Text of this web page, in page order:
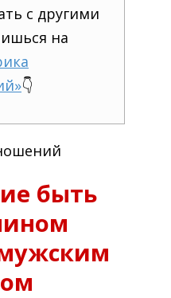
с другими
на
👇
быть